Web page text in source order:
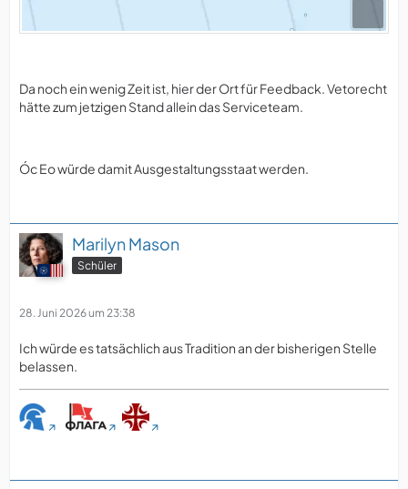
Da noch ein wenig Zeit ist, hier der Ort für Feedback. Vetorecht
hätte zum jetzigen Stand allein das Serviceteam.
Óc Eo würde damit Ausgestaltungsstaat werden.
Marilyn Mason
Schüler
28. Juni 2026 um 23:38
Ich würde es tatsächlich aus Tradition an der bisherigen Stelle
belassen.